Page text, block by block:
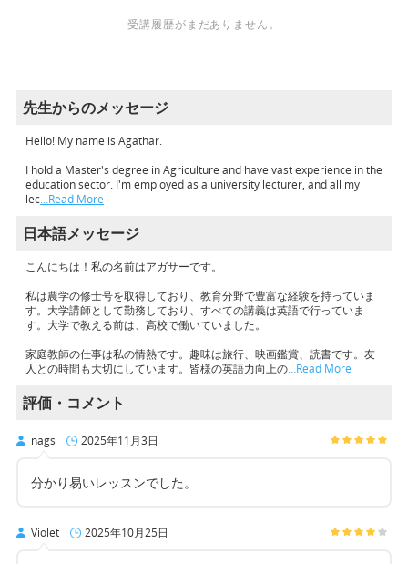
受講履歴がまだありません。
先生からのメッセージ
Hello! My name is Agathar.
I hold a Master's degree in Agriculture and have vast experience in the
education sector. I'm employed as a university lecturer, and all my
lec…Read More
日本語メッセージ
こんにちは！私の名前はアガサーです。
私は農学の修士号を取得しており、教育分野で豊富な経験を持っていま
す。大学講師として勤務しており、すべての講義は英語で行っていま
す。大学で教える前は、高校で働いていました。
家庭教師の仕事は私の情熱です。趣味は旅行、映画鑑賞、読書です。友
人との時間も大切にしています。皆様の英語力向上の…Read More
評価・コメント
nags 2025年11月3日
分かり易いレッスンでした。
Violet 2025年10月25日